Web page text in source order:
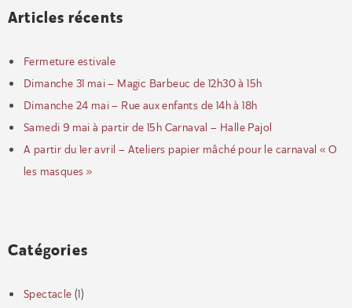
Articles récents
Fermeture estivale
Dimanche 31 mai – Magic Barbeuc de 12h30 à 15h
Dimanche 24 mai – Rue aux enfants de 14h à 18h
Samedi 9 mai à partir de 15h Carnaval – Halle Pajol
A partir du 1er avril – Ateliers papier mâché pour le carnaval « O
les masques »
Catégories
Spectacle (1)